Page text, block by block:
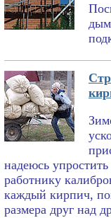
надеюсь
работнику
каждый кирпич,
размера друг над